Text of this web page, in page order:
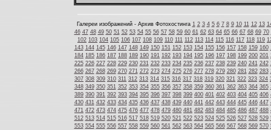
Галереи изображений - Архив Фотохостинга 1 2 3 4 5 6 7 8 9 10 11 12 13
46 47 48 49 50 51 52 53 54 55 56 57 58 59 60 61 62 63 64 65 66 67 68 69 70
102 103 104 105 106 107 108 109 110 111 112 113 114 115 116 117 118 119
143 144 145 146 147 148 149 150 151 152 153 154 155 156 157 158 159 160
184 185 186 187 188 189 190 191 192 193 194 195 196 197 198 199 200 201
225 226 227 228 229 230 231 232 233 234 235 236 237 238 239 240 241 242
266 267 268 269 270 271 272 273 274 275 276 277 278 279 280 281 282 283
307 308 309 310 311 312 313 314 315 316 317 318 319 320 321 322 323 324
348 349 350 351 352 353 354 355 356 357 358 359 360 361 362 363 364 365
389 390 391 392 393 394 395 396 397 398 399 400 401 402 403 404 405 406
430 431 432 433 434 435 436 437 438 439 440 441 442 443 444 445 446 447
471 472 473 474 475 476 477 478 479 480 481 482 483 484 485 486 487 488
512 513 514 515 516 517 518 519 520 521 522 523 524 525 526 527 528 529
553 554 555 556 557 558 559 560 561 562 563 564 565 566 567 568 569 570